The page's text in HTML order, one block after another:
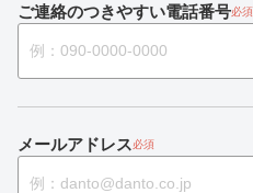
ご連絡のつきやすい電話番号必須
メールアドレス必須